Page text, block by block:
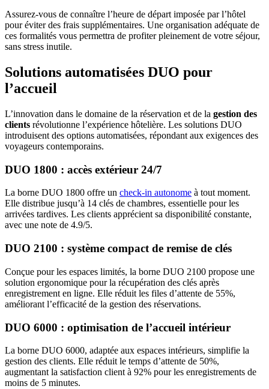
Assurez-vous de connaître l’heure de départ imposée par l’hôtel
pour éviter des frais supplémentaires. Une organisation adéquate de
ces formalités vous permettra de profiter pleinement de votre séjour,
sans stress inutile.
Solutions automatisées DUO pour
l’accueil
L’innovation dans le domaine de la réservation et de la gestion des
clients révolutionne l’expérience hôtelière. Les solutions DUO
introduisent des options automatisées, répondant aux exigences des
voyageurs contemporains.
DUO 1800 : accès extérieur 24/7
La borne DUO 1800 offre un check-in autonome à tout moment.
Elle distribue jusqu’à 14 clés de chambres, essentielle pour les
arrivées tardives. Les clients apprécient sa disponibilité constante,
avec une note de 4.9/5.
DUO 2100 : système compact de remise de clés
Conçue pour les espaces limités, la borne DUO 2100 propose une
solution ergonomique pour la récupération des clés après
enregistrement en ligne. Elle réduit les files d’attente de 55%,
améliorant l’efficacité de la gestion des réservations.
DUO 6000 : optimisation de l’accueil intérieur
La borne DUO 6000, adaptée aux espaces intérieurs, simplifie la
gestion des clients. Elle réduit le temps d’attente de 50%,
augmentant la satisfaction client à 92% pour les enregistrements de
moins de 5 minutes.